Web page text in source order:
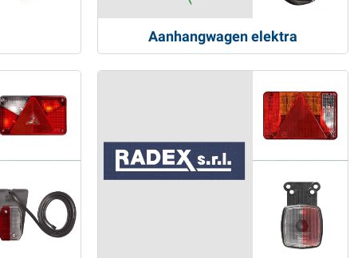
Aanhangwagen elektra